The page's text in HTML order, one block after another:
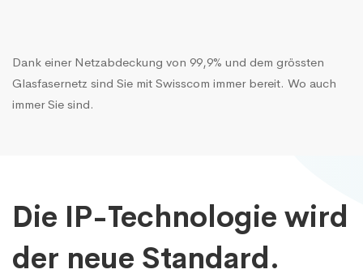
Dank einer Netzabdeckung von 99,9% und dem grössten
Glasfasernetz sind Sie mit Swisscom immer bereit. Wo auch
immer Sie sind.
Die IP-Technologie wird
der neue Standard.